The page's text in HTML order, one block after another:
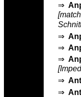
⇒
⇒
⇒
⇒
⇒
⇒